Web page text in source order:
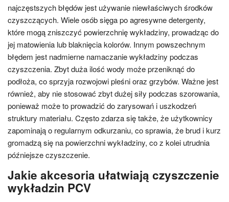
najczęstszych błędów jest używanie niewłaściwych środków
czyszczących. Wiele osób sięga po agresywne detergenty,
które mogą zniszczyć powierzchnię wykładziny, prowadząc do
jej matowienia lub blaknięcia kolorów. Innym powszechnym
błędem jest nadmierne namaczanie wykładziny podczas
czyszczenia. Zbyt duża ilość wody może przeniknąć do
podłoża, co sprzyja rozwojowi pleśni oraz grzybów. Ważne jest
również, aby nie stosować zbyt dużej siły podczas szorowania,
ponieważ może to prowadzić do zarysowań i uszkodzeń
struktury materiału. Często zdarza się także, że użytkownicy
zapominają o regularnym odkurzaniu, co sprawia, że brud i kurz
gromadzą się na powierzchni wykładziny, co z kolei utrudnia
późniejsze czyszczenie.
Jakie akcesoria ułatwiają czyszczenie
wykładzin PCV